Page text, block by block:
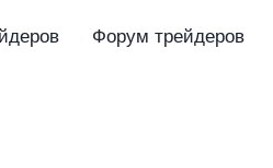
Форум трейдеров